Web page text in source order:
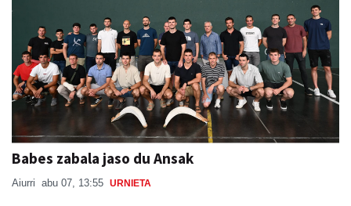
Babes zabala jaso du Ansak
Aiurri abu 07, 13:55 URNIETA